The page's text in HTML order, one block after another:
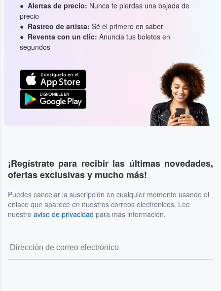
Alertas de precio: Nunca te pierdas una bajada de
precio
Rastreo de artista: Sé el primero en saber
Reventa con un clic: Anuncia tus boletos en
segundos
¡Regístrate para recibir las últimas novedades,
ofertas exclusivas y mucho más!
Puedes cancelar la suscripción en cualquier momento usando el
enlace que aparece en nuestros correos electrónicos. Lee
nuestro aviso de privacidad para más información.